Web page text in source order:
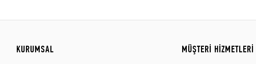
KURUMSAL MÜŞTERİ HİZMETLERİ